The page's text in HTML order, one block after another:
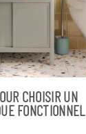
CHOISIR UN
FONCTIONNEL